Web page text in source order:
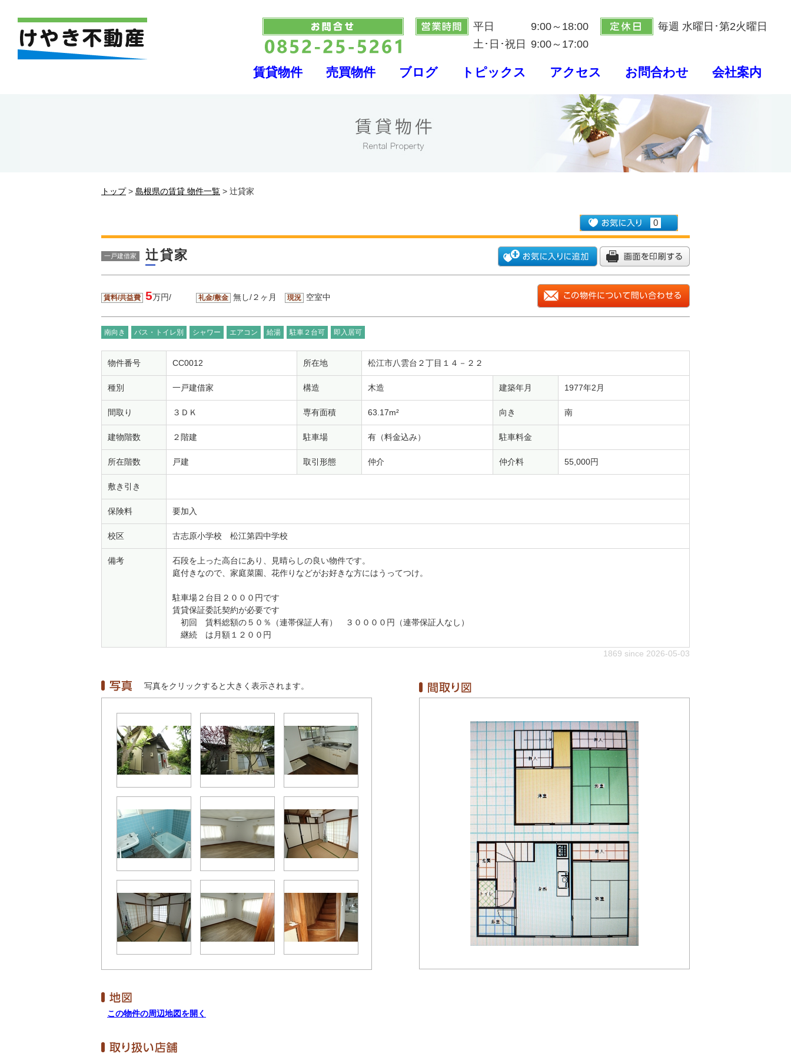
平日
9:00～18:00
土･日･祝日 9:00～17:00
毎週 水曜日･第2火曜日
賃貸物件 売買物件 ブログ トピックス アクセス お問合わせ 会社案内
トップ> 島根県の賃貸 物件一覧 > 辻貸家
0
一戸建借家 辻貸家
賃料/共益費 5万円/ 礼金/敷金 無し/２ヶ月 現況 空室中
南向き バス・トイレ別 シャワー エアコン 給湯 駐車２台可 即入居可
物件番号 CC0012 所在地 松江市八雲台２丁目１４－２２
種別 一戸建借家 構造 木造 建築年月 1977年2月
間取り ３ＤＫ 専有面積 63.17m² 向き 南
建物階数 ２階建 駐車場 有（料金込み） 駐車料金
所在階数 戸建 取引形態 仲介 仲介料 55,000円
敷き引き
保険料 要加入
校区 古志原小学校 松江第四中学校
備考
石段を上った高台にあり、見晴らしの良い物件です。
庭付きなので、家庭菜園、花作りなどがお好きな方にはうってつけ。
駐車場２台目２０００円です
賃貸保証委託契約が必要です
初回 賃料総額の５０％（連帯保証人有） ３００００円（連帯保証人なし）
継続 は月額１２００円
1869 since 2026-05-03
写真をクリックすると大きく表示されます。
この物件の周辺地図を開く